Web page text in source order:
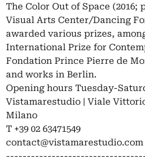
The Color Out of Space
Visual Arts Center/Dancing
awarded various prizes,
International Prize for
Fondation Prince Pierre de
and works in Berlin.
Opening hours Tuesday-
Vistamarestudio | Viale
Milano
T +39 02 63471549
contact@vistamarestudio.com